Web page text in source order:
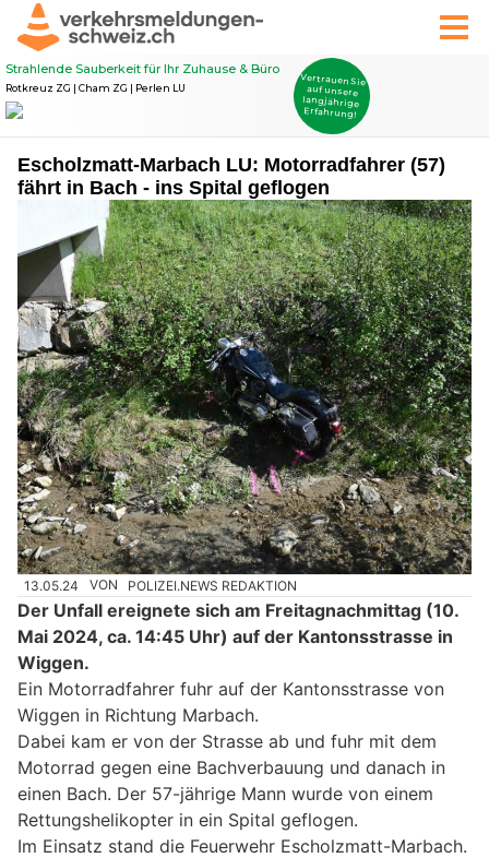
Escholzmatt-Marbach LU: Motorradfahrer (57)
fährt in Bach - ins Spital geflogen
13.05.24 VON POLIZEI.NEWS REDAKTION
Der Unfall ereignete sich am Freitagnachmittag (10.
Mai 2024, ca. 14:45 Uhr) auf der Kantonsstrasse in
Wiggen.
Ein Motorradfahrer fuhr auf der Kantonsstrasse von
Wiggen in Richtung Marbach.
Dabei kam er von der Strasse ab und fuhr mit dem
Motorrad gegen eine Bachverbauung und danach in
einen Bach. Der 57-jährige Mann wurde von einem
Rettungshelikopter in ein Spital geflogen.
Im Einsatz stand die Feuerwehr Escholzmatt-Marbach.